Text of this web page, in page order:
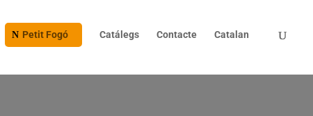
Petit Fogó Catálegs Contacte Catalan